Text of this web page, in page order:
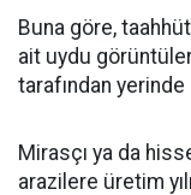
Buna göre,
ait uydu
tarafından
Mirasçı ya da
arazilere üretim